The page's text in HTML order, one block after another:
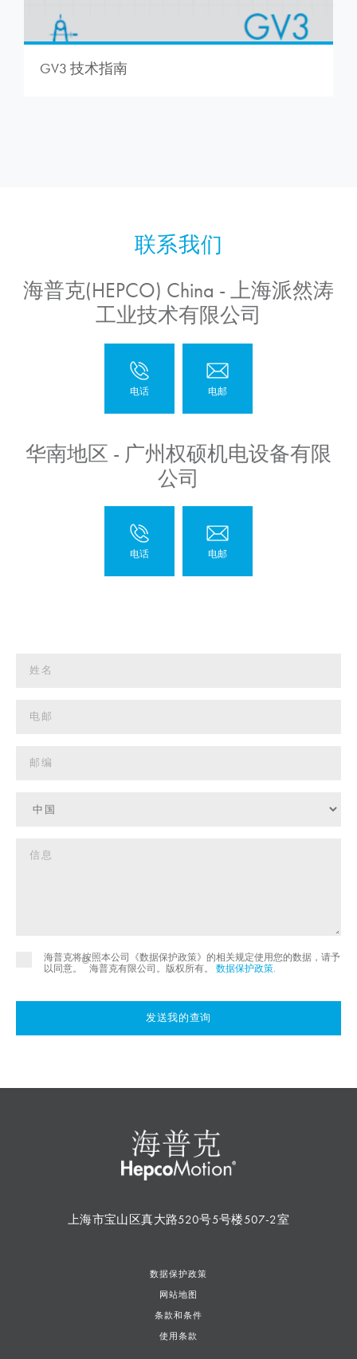
GV3 技术指南
海普克(HEPCO) China - 上海派然涛
工业技术有限公司
华南地区 - 广州权硕机电设备有限
公司
海普克将按照本公司《数据保护政策》的相关规定使用您的数据，请予
以同意。
©
海普克有限公司。版权所有。 数据保护政策.
发送我的查询
上海市宝山区真大路520号5号楼507-2室
数据保护政策
网站地图
条款和条件
使用条款